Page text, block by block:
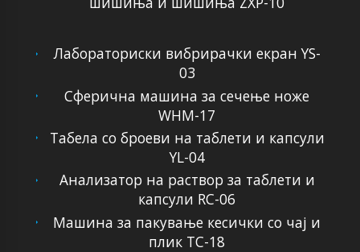
Лабораториски вибрирачки екран YS-
03
Сферична машина за сечење ноже
WHM-17
Табела со броеви на таблети и капсули
YL-04
Анализатор на раствор за таблети и
капсули RC-06
Машина за пакување кесички со чај и
плик TC-18